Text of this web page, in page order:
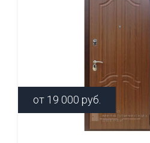
от 19 000 руб.